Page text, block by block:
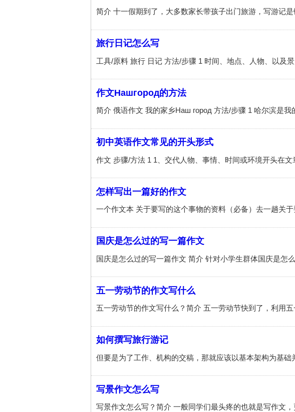
旅行日记怎么写
作文Нашгород的方法
初中英语作文常见的开头形式
怎样写出一篇好的作文
国庆是怎么过的写一篇作文
五一劳动节的作文写什么
如何撰写旅行游记
写景作文怎么写